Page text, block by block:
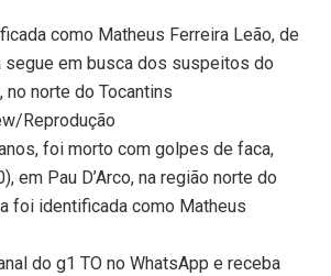
como Matheus Ferreira Leão, de
segue em busca dos suspeitos do
no norte do Tocantins
Reprodução
foi morto com golpes de faca,
em Pau D’Arco, na região norte do
foi identificada como Matheus
do g1 TO no WhatsApp e receba